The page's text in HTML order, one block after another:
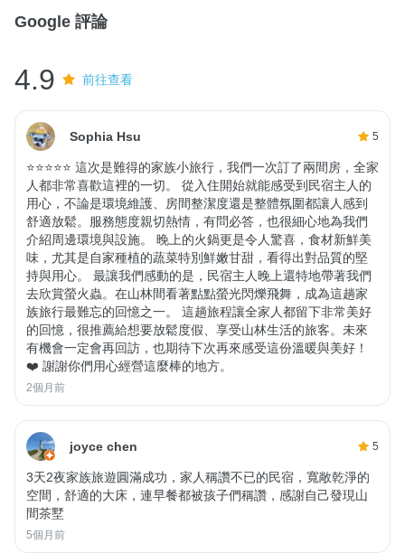
Google 評論
4.9 前往查看
Sophia Hsu 5
⭐⭐⭐⭐⭐ 這次是難得的家族小旅行，我們一次訂了兩間房，全家
人都非常喜歡這裡的一切。 從入住開始就能感受到民宿主人的
用心，不論是環境維護、房間整潔度還是整體氛圍都讓人感到
舒適放鬆。服務態度親切熱情，有問必答，也很細心地為我們
介紹周邊環境與設施。 晚上的火鍋更是令人驚喜，食材新鮮美
味，尤其是自家種植的蔬菜特別鮮嫩甘甜，看得出對品質的堅
持與用心。 最讓我們感動的是，民宿主人晚上還特地帶著我們
去欣賞螢火蟲。在山林間看著點點螢光閃爍飛舞，成為這趟家
族旅行最難忘的回憶之一。 這趟旅程讓全家人都留下非常美好
的回憶，很推薦給想要放鬆度假、享受山林生活的旅客。未來
有機會一定會再回訪，也期待下次再來感受這份溫暖與美好！
❤️ 謝謝你們用心經營這麼棒的地方。
2個月前
joyce chen 5
3天2夜家族旅遊圓滿成功，家人稱讚不已的民宿，寬敞乾淨的
空間，舒適的大床，連早餐都被孩子們稱讚，感謝自己發現山
間茶墅
5個月前